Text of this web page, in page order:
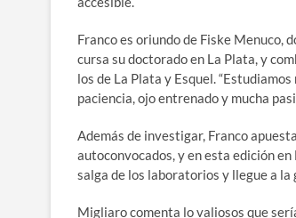
Franco es oriundo de Fiske Menuco,
cursa su doctorado en La Plata, y
los de La Plata y Esquel.
paciencia, ojo entrenado y mucha
Además de investigar, Franco
autoconvocados, y en esta edición
salga de los laboratorios y llegue a la
Migliaro comenta lo valiosos que